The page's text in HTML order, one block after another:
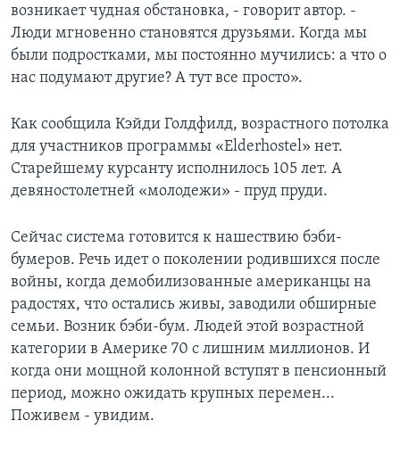
возникает чудная обстановка, - говорит автор. -
Люди мгновенно становятся друзьями. Когда мы
были подростками, мы постоянно мучились: а что о
нас подумают другие? А тут все просто».
Как сообщила Кэйди Голдфилд, возрастного потолка
для участников программы «Elderhostel» нет.
Старейшему курсанту исполнилось 105 лет. А
девяностолетней «молодежи» - пруд пруди.
Сейчас система готовится к нашествию бэби-
бумеров. Речь идет о поколении родившихся после
войны, когда демобилизованные американцы на
радостях, что остались живы, заводили обширные
семьи. Возник бэби-бум. Людей этой возрастной
категории в Америке 70 с лишним миллионов. И
когда они мощной колонной вступят в пенсионный
период, можно ожидать крупных перемен...
Поживем - увидим.